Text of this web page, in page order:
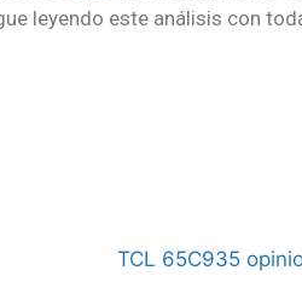
leyendo este análisis con